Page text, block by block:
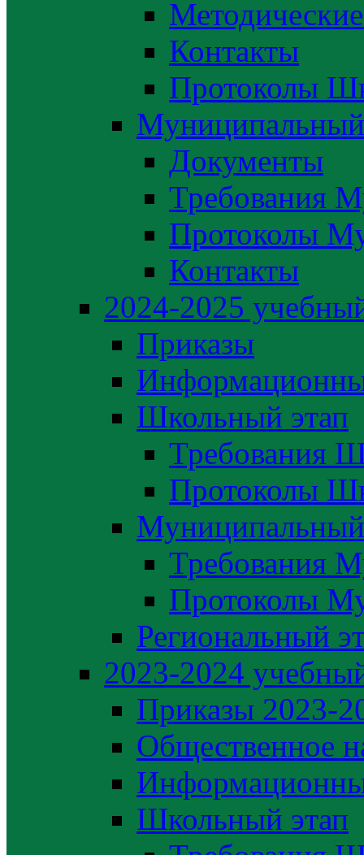
Контакты
Протоколы
Муниципальный
Документы
Требования
Протоколы
Контакты
2024-2025
Приказы
Школьный этап
Требования
Протоколы
Муниципальный
Требования
Протоколы
Региональный
2023-2024
Приказы 2023-
Общественное
Школьный этап